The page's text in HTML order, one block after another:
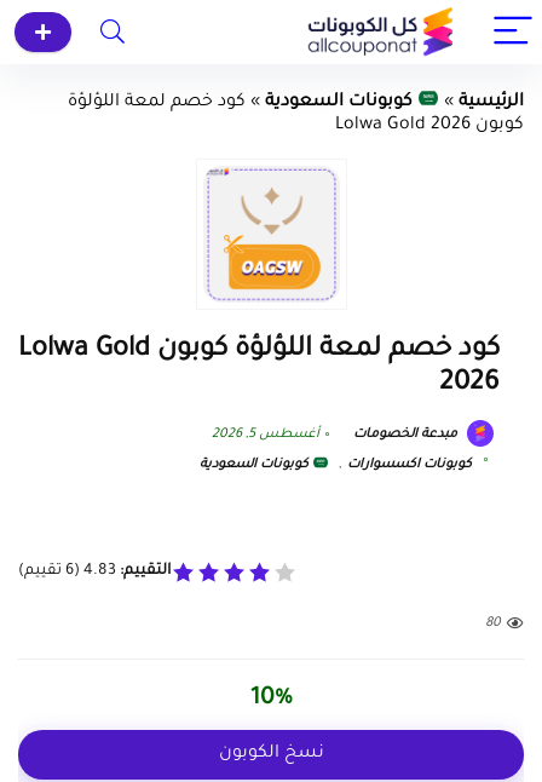
الرئيسية » كوبونات السعودية » كود خصم لمعة اللؤلؤة
كوبون Lolwa Gold 2026
كود خصم لمعة اللؤلؤة كوبون Lolwa Gold
2026
مبدعة الخصومات أغسطس 5, 2026
كوبونات اكسسوارات , كوبونات السعودية
التقييم: 4.83
(
6 تقييم)
80
10%
نسخ الكوبون